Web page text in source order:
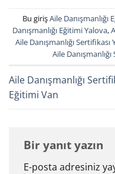
Bu girişAile Danışmanlığı
Danışmanlığı Eğitimi Yalova,
Aile Danışmanlığı Sertifikası
Aile
Aile Danışmanlığı
Eğitimi Van
Bir yanıt yazın
E-posta adresiniz